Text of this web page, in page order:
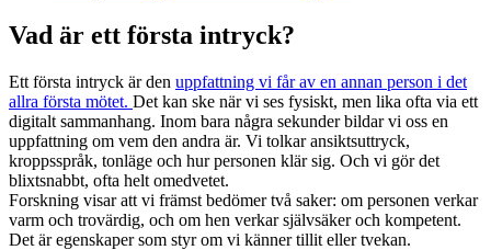
Vad är ett första intryck?
Ett första intryck är den uppfattning vi får av en annan person i det
allra första mötet. Det kan ske när vi ses fysiskt, men lika ofta via ett
digitalt sammanhang. Inom bara några sekunder bildar vi oss en
uppfattning om vem den andra är. Vi tolkar ansiktsuttryck,
kroppsspråk, tonläge och hur personen klär sig. Och vi gör det
blixtsnabbt, ofta helt omedvetet.
Forskning visar att vi främst bedömer två saker: om personen verkar
varm och trovärdig, och om hen verkar självsäker och kompetent.
Det är egenskaper som styr om vi känner tillit eller tvekan.